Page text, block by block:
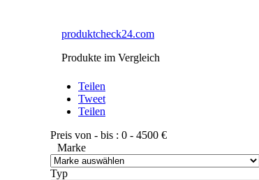
produktcheck24.com
Produkte im Vergleich
Teilen
Tweet
Teilen
Preis von - bis : 0 - 4500 €
Marke
Typ